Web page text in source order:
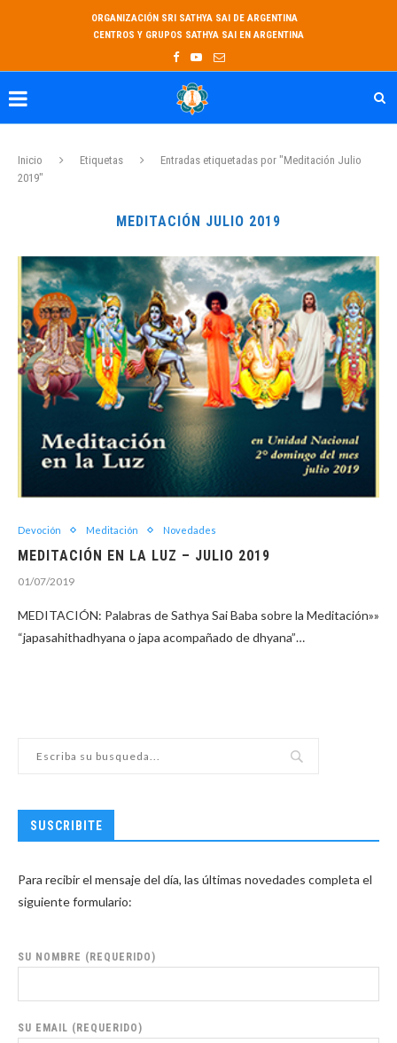
ORGANIZACIÓN SRI SATHYA SAI DE ARGENTINA
CENTROS Y GRUPOS SATHYA SAI EN ARGENTINA
Inicio Etiquetas
Entradas etiquetadas por "Meditación Julio
2019"
MEDITACIÓN JULIO 2019
Devoción Meditación Novedades
MEDITACIÓN EN LA LUZ – JULIO 2019
01/07/2019
MEDITACIÓN: Palabras de Sathya Sai Baba sobre la Meditación»»
“japasahithadhyana o japa acompañado de dhyana”…
SUSCRIBITE
Para recibir el mensaje del día, las últimas novedades completa el
siguiente formulario:
SU NOMBRE (REQUERIDO)
SU EMAIL (REQUERIDO)